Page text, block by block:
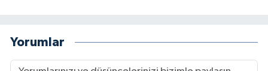
Yorumlar